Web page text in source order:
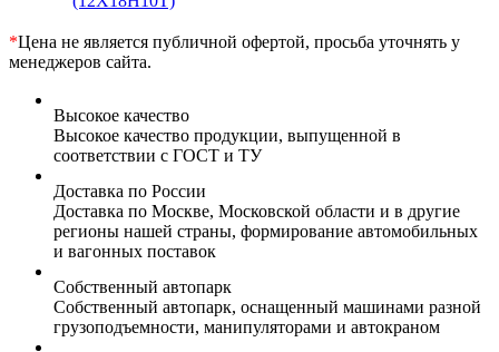
*Цена не является публичной офертой, просьба уточнять у
менеджеров сайта.
Высокое качество
Высокое качество продукции, выпущенной в
соответствии с ГОСТ и ТУ
Доставка по России
Доставка по Москве, Московской области и в другие
регионы нашей страны, формирование автомобильных
и вагонных поставок
Собственный автопарк
Собственный автопарк, оснащенный машинами разной
грузоподъемности, манипуляторами и автокраном